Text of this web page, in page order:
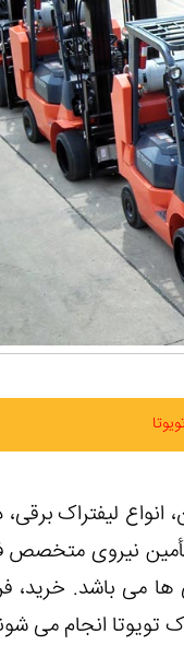
لیفتراک برقی،
نیروی متخصص
ها می باشد. خرید،
تویوتا انجام می